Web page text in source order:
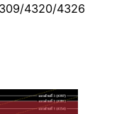
4320/4326